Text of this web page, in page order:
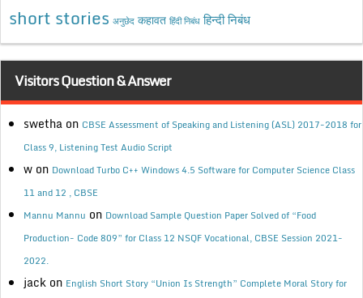
short stories अनुछेद कहावत हिंदी निबंध हिन्दी निबंध
Visitors Question & Answer
swetha on CBSE Assessment of Speaking and Listening (ASL) 2017-2018 for
Class 9, Listening Test Audio Script
w on Download Turbo C++ Windows 4.5 Software for Computer Science Class
11 and 12 , CBSE
Mannu Mannu on Download Sample Question Paper Solved of “Food
Production- Code 809” for Class 12 NSQF Vocational, CBSE Session 2021-
2022.
jack on English Short Story “Union Is Strength” Complete Moral Story for